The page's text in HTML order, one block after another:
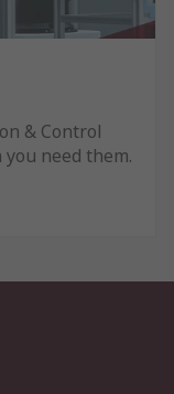
& Control
need them.